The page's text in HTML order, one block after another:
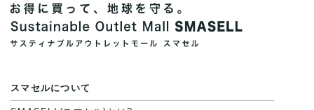
スマセルについて